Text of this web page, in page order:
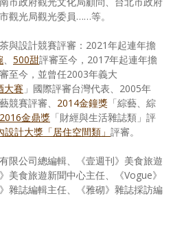
觀光局觀光委員……等。
與設計競賽評審：2021年起連年擔
、 500甜評審至今，2017年起連年擔
至今，並曾任2003年義大
大賽 」國際評審台灣代表、2005年
競賽評審、 2014金鐘獎 「綜藝、綜
2016金鼎獎 「財經與生活雜誌類」評
計大獎「居住空間類」 評審。
限公司總編輯、《壹週刊》美食旅遊
美食旅遊新聞中心主任、《Vogue》
雜誌編輯主任、《雅砌》雜誌採訪編